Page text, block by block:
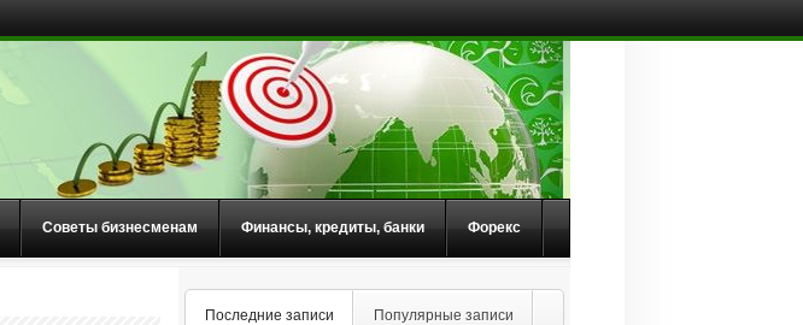
Советы бизнесменам Финансы, кредиты, банки Форекс
Последние записи Популярные записи